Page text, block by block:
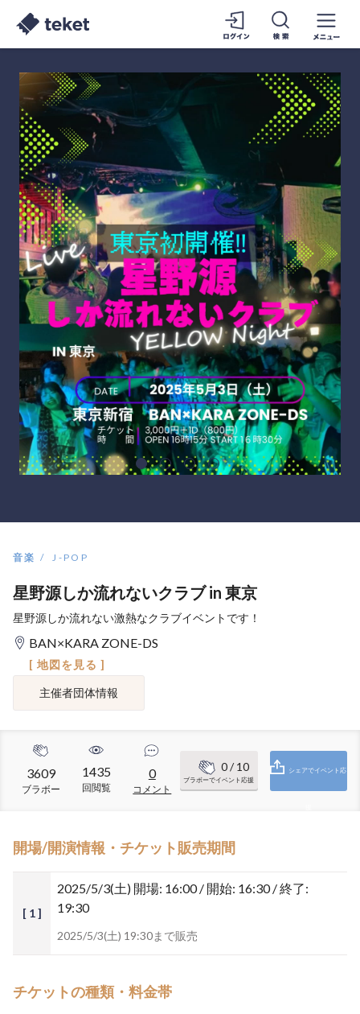
音楽 J-POP
星野源しか流れないクラブ in 東京
星野源しか流れない激熱なクラブイベントです！
BAN×KARA ZONE-DS
[ 地図を見る ]
主催者団体情報
3609
ブラボー
1435
回閲覧
0
コメント
0/ 10
ブラボーでイベント応援
シェアでイベント応
開場/開演情報・チケット販売期間
[ 1 ]
2025/5/3(土) 開場: 16:00 / 開始: 16:30 / 終了:
19:30
2025/5/3(土) 19:30まで販売
チケットの種類・料金帯